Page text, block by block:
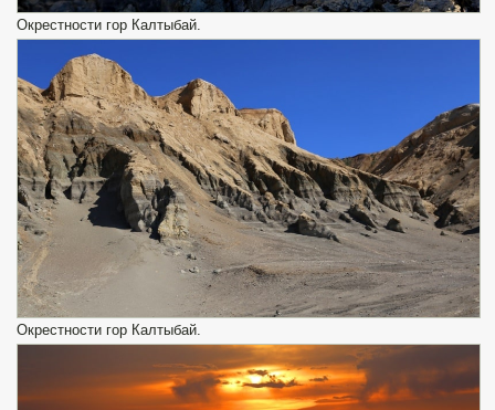
Окрестности гор Калтыбай.
Окрестности гор Калтыбай.